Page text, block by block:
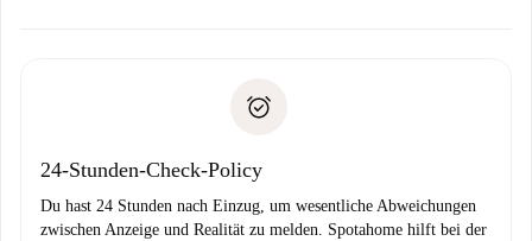
24-Stunden-Check-Policy
Du hast 24 Stunden nach Einzug, um wesentliche Abweichungen
zwischen Anzeige und Realität zu melden. Spotahome hilft bei der